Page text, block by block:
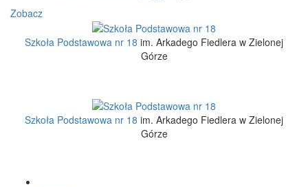
Zobacz
Szkoła Podstawowa nr 18 im. Arkadego Fiedlera w Zielonej
Górze
Szkoła Podstawowa nr 18 im. Arkadego Fiedlera w Zielonej
Górze